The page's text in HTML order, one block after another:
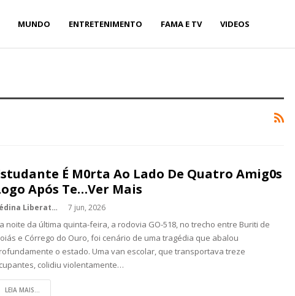
MUNDO ENTRETENIMENTO FAMA E TV VIDEOS
É M0rta Ao Lado De Quatro Amig0s
Após Te…Ver Mais
Kédina Liberato 7 jun, 2026
noite da última quinta-feira, a rodovia GO-518, no trecho entre Buriti de
e Córrego do Ouro, foi cenário de uma tragédia que abalou
o estado. Uma van escolar, que transportava treze
colidiu violentamente…
LEIA MAIS...